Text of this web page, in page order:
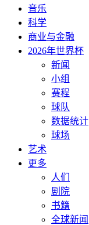
音乐
科学
商业与金融
2026年世界杯
新闻
小组
赛程
球队
数据统计
球场
艺术
更多
人们
剧院
书籍
全球新闻